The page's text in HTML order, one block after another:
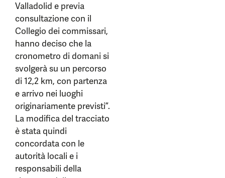
Valladolid e previa
consultazione con il
Collegio dei commissari,
hanno deciso che la
cronometro di domani si
svolgerà su un percorso
di 12,2 km, con partenza
e arrivo nei luoghi
originariamente previsti”.
La modifica del tracciato
è stata quindi
concordata con le
autorità locali e i
responsabili della